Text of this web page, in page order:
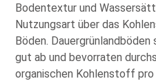
Bodentextur und
Nutzungsart über das
Böden.
gut ab und bevorraten
organischen Kohlenstoff pro